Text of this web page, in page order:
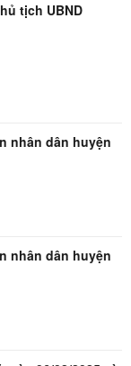
tịch UBND
nhân dân huyện
nhân dân huyện